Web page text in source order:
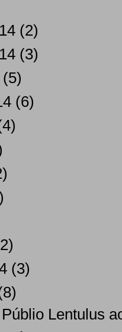
(2)
(3)
(5)
(6)
(3)
Lentulus